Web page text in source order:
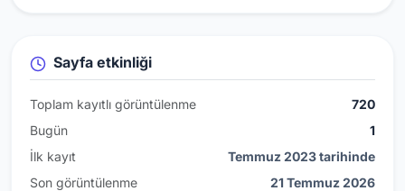
Sayfa etkinliği
Toplam kayıtlı görüntülenme
720
Bugün
1
İlk kayıt
Temmuz 2023 tarihinde
Son görüntülenme
21 Temmuz 2026